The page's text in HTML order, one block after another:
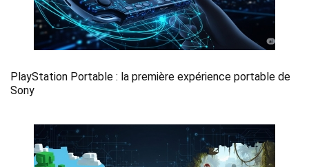
PlayStation Portable : la première expérience portable de
Sony